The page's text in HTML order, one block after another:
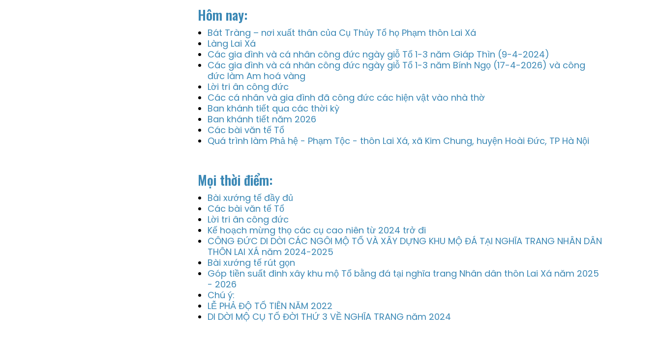
Hôm nay:
Bát Tràng – nơi xuất thân của Cụ Thủy Tổ họ Phạm thôn Lai Xá
Làng Lai Xá
Các gia đình và cá nhân công đức ngày giỗ Tổ 1-3 năm Giáp Thìn (9-4-2024)
Các gia đình và cá nhân công đức ngày giỗ Tổ 1-3 năm Bính Ngọ (17-4-2026) và công
đức làm Am hoá vàng
Lời tri ân công đức
Các cá nhân và gia đình đã công đức các hiện vật vào nhà thờ
Ban khánh tiết qua các thời kỳ
Ban khánh tiết năm 2026
Các bài văn tế Tổ
Quá trình làm Phả hệ - Phạm Tộc - thôn Lai Xá, xã Kim Chung, huyện Hoài Đức, TP Hà Nội
Mọi thời điểm:
Bài xướng tế đầy đủ
Các bài văn tế Tổ
Lời tri ân công đức
Kế hoạch mừng thọ các cụ cao niên từ 2024 trở đi
CÔNG ĐỨC DI DỜI CÁC NGÔI MỘ TỔ VÀ XÂY DỰNG KHU MỘ ĐÁ TẠI NGHĨA TRANG NHÂN DÂN
THÔN LAI XÁ năm 2024-2025
Bài xướng tế rút gọn
Góp tiền suất đinh xây khu mộ Tổ bằng đá tại nghĩa trang Nhân dân thôn Lai Xá năm 2025
- 2026
Chú ý:
LỄ PHẢ ĐỘ TỔ TIÊN NĂM 2022
DI DỜI MỘ CỤ TỔ ĐỜI THỨ 3 VỀ NGHĨA TRANG năm 2024